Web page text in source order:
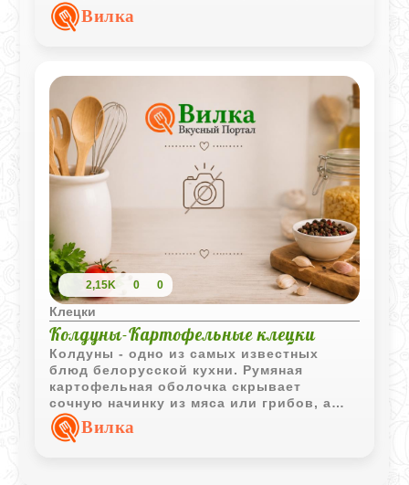
тесто и ароматные плоды создают
удачное сочетание вкуса и текстуры.
Вилка
2,15K 0 0
Клецки
Колдуны-Картофельные клецки
Колдуны - одно из самых известных
блюд белорусской кухни. Румяная
картофельная оболочка скрывает
сочную начинку из мяса или грибов, а
запекание в сметане делает блюдо
особенно насыщенным.
Вилка